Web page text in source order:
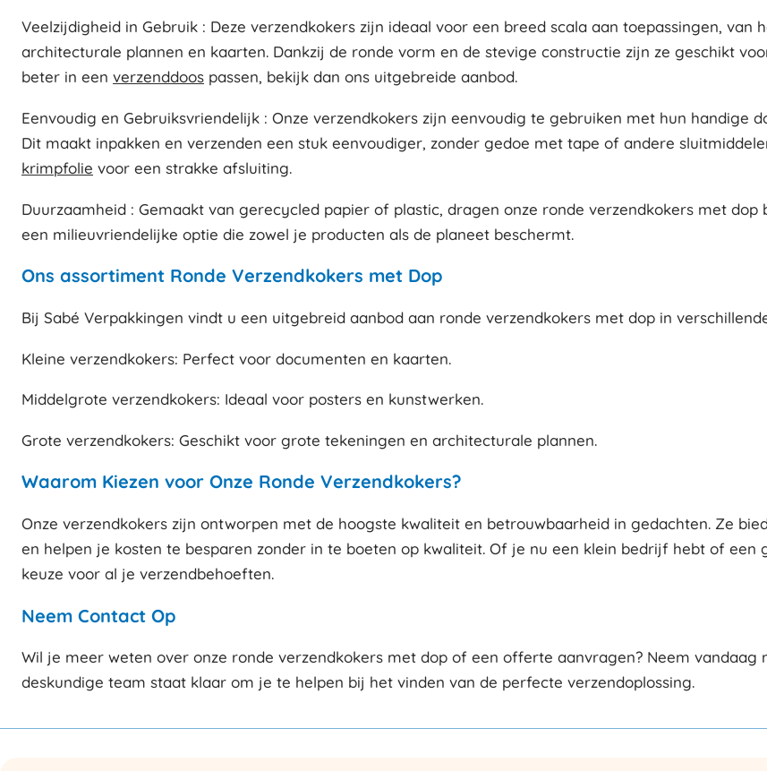
Veelzijdigheid in Gebruik : Deze verzendkokers zijn ideaal voor een breed scala aan toepassingen,
architecturale plannen en kaarten. Dankzij de ronde vorm en de stevige constructie zijn ze geschikt
beter in een verzenddoos passen, bekijk dan ons uitgebreide aanbod.
Eenvoudig en Gebruiksvriendelijk : Onze verzendkokers zijn eenvoudig te gebruiken met hun handige
Dit maakt inpakken en verzenden een stuk eenvoudiger, zonder gedoe met tape of andere
krimpfolie voor een strakke afsluiting.
Duurzaamheid : Gemaakt van gerecycled papier of plastic, dragen onze ronde verzendkokers met
een milieuvriendelijke optie die zowel je producten als de planeet beschermt.
Ons assortiment Ronde Verzendkokers met Dop
Bij Sabé Verpakkingen vindt u een uitgebreid aanbod aan ronde verzendkokers met dop in
Kleine verzendkokers: Perfect voor documenten en kaarten.
Middelgrote verzendkokers: Ideaal voor posters en kunstwerken.
Grote verzendkokers: Geschikt voor grote tekeningen en architecturale plannen.
Waarom Kiezen voor Onze Ronde Verzendkokers?
Onze verzendkokers zijn ontworpen met de hoogste kwaliteit en betrouwbaarheid in gedachten. Ze
en helpen je kosten te besparen zonder in te boeten op kwaliteit. Of je nu een klein bedrijf hebt of
keuze voor al je verzendbehoeften.
Neem Contact Op
Wil je meer weten over onze ronde verzendkokers met dop of een offerte aanvragen? Neem
deskundige team staat klaar om je te helpen bij het vinden van de perfecte verzendoplossing.